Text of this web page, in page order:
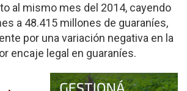
al mismo mes del 2014, cayendo
a 48.415 millones de guaraníes,
por una variación negativa en la
encaje legal en guaraníes.